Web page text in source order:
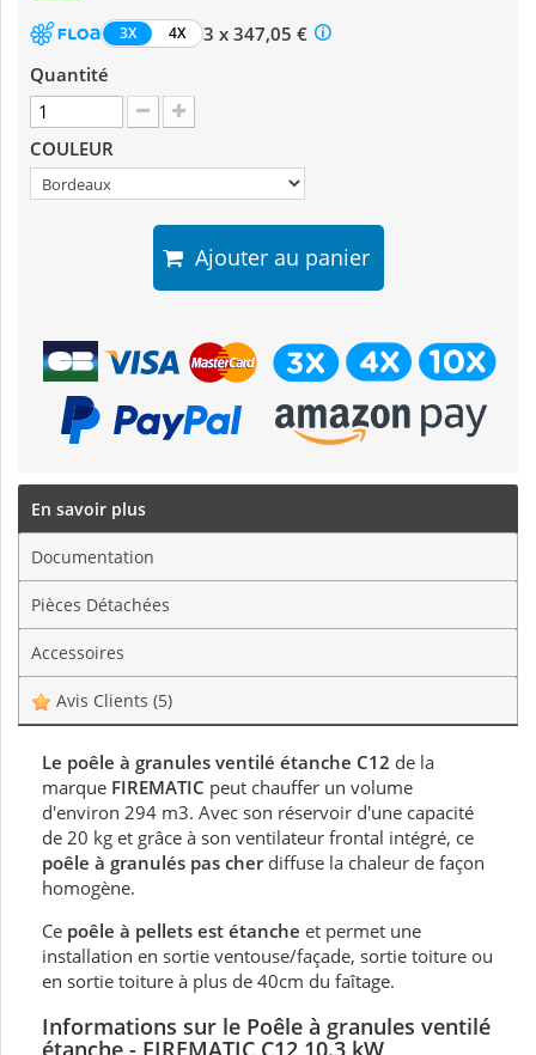
3X 4X
3 x 347,05 €
Quantité
COULEUR
Ajouter au panier
En savoir plus
Documentation
Pièces Détachées
Accessoires
Avis Clients (5)
Le poêle à granules ventilé étanche C12 de la
marque FIREMATIC peut chauffer un volume
d'environ 294 m3. Avec son réservoir d'une capacité
de 20 kg et grâce à son ventilateur frontal intégré, ce
poêle à granulés pas cherdiffuse la chaleur de façon
homogène.
Ce poêle à pellets est étanche et permet une
installation en sortie ventouse/façade, sortie toiture ou
en sortie toiture à plus de 40cm du faîtage.
Informations sur le Poêle à granules ventilé